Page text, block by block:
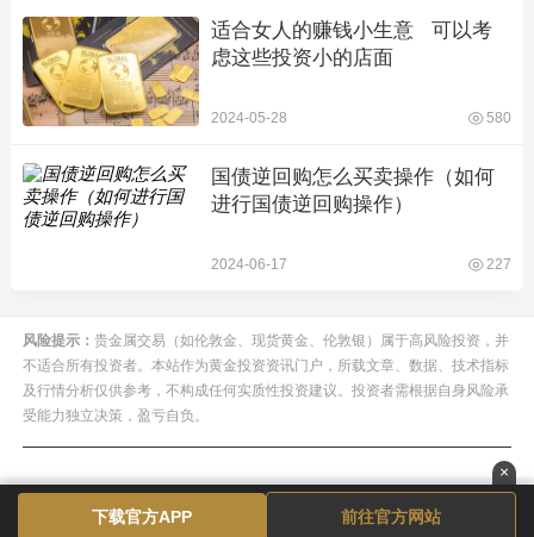
适合女人的赚钱小生意   可以考
虑这些投资小的店面
2024-05-28 580
国债逆回购怎么买卖操作（如何
进行国债逆回购操作）
2024-06-17 227
风险提示： 贵金属交易（如伦敦金、现货黄金、伦敦银）属于高风险投资，并
不适合所有投资者。本站作为黄金投资资讯门户，所载文章、数据、技术指标
及行情分析仅供参考，不构成任何实质性投资建议。投资者需根据自身风险承
受能力独立决策，盈亏自负。
×
下载官方APP 前往官方网站